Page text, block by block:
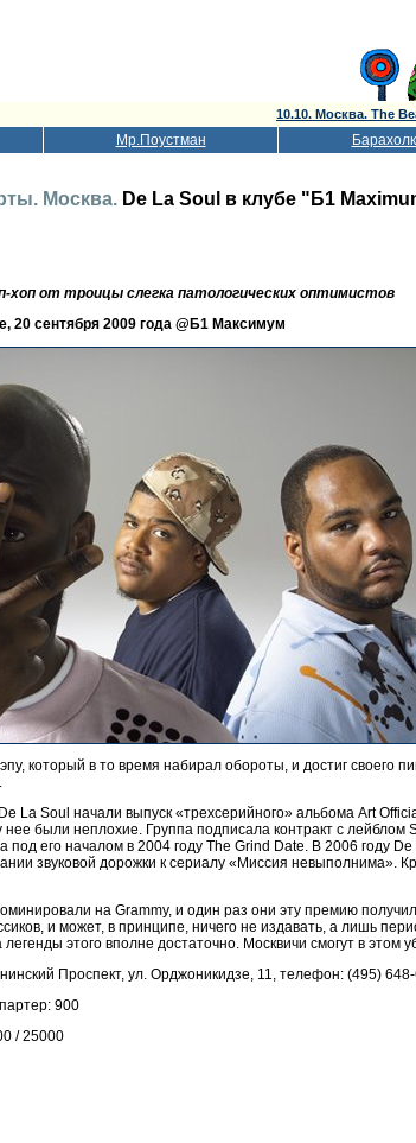
10.10. Москва. The
Мр.Поустман
Москва. De La Soul в клубе "Б1
хоп от троицы слегка патологических оптимистов
20 сентября 2009 года @Б1 Максимум
который в то время набирал обороты, и достиг
La Soul начали выпуск «трехсерийного» альбома Art
были неплохие. Группа подписала контракт с
под его началом в 2004 году The Grind Date. В 2006 году
звуковой дорожки к сериалу «Миссия невыполнима».
на Grammy, и один раз они эту премию
и может, в принципе, ничего не издавать, а лишь
этого вполне достаточно. Москвичи смогут в этом
Проспект, ул. Орджоникидзе, 11, телефон: (495)
900
/ 25000